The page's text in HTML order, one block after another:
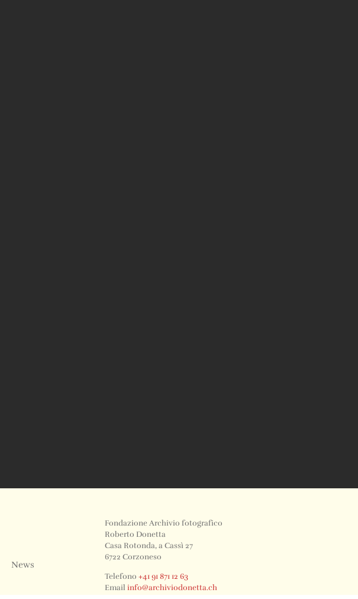
News
Fondazione Archivio fotografico
Roberto Donetta
Casa Rotonda, a Cassì 27
6722 Corzoneso
Telefono +41 91 871 12 63
Email info@archiviodonetta.ch